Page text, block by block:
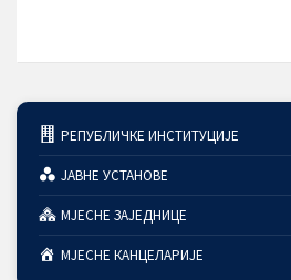
РЕПУБЛИЧКЕ ИНСТИТУЦИЈЕ
ЈАВНЕ УСТАНОВЕ
МЈЕСНЕ ЗАЈЕДНИЦЕ
МЈЕСНЕ КАНЦЕЛАРИЈЕ